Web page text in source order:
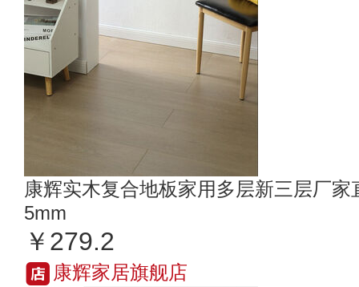
康辉实木复合地板家用多层新三层厂
5mm
￥279.2
康辉家居旗舰店